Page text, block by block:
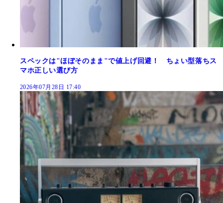
スペックは"ほぼそのまま"で値上げ回避！ ちょい型落ちス
マホ正しい選び方
2026年07月28日 17:40